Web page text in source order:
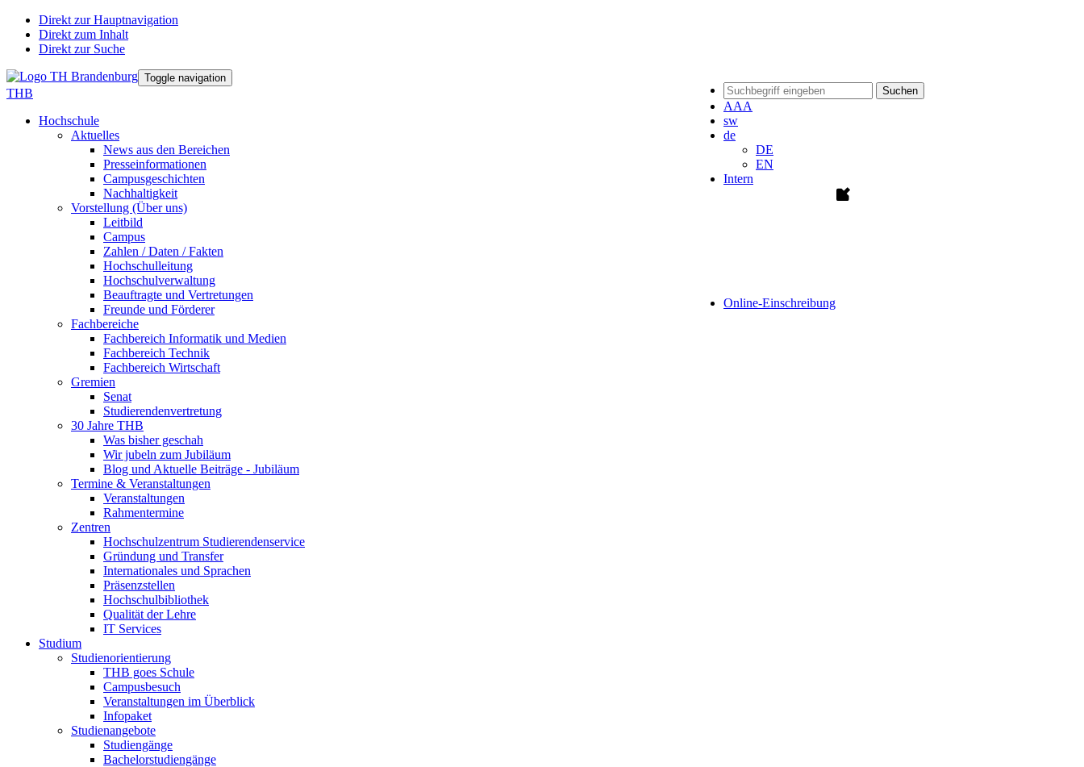
Direkt zur Hauptnavigation
Direkt zum Inhalt
Direkt zur Suche
Suchen
AAA
sw
de
DE
EN
Intern
Online-Einschreibung
Toggle navigation
THB
Hochschule
Aktuelles
News aus den Bereichen
Presseinformationen
Campusgeschichten
Nachhaltigkeit
Vorstellung (Über uns)
Leitbild
Campus
Zahlen / Daten / Fakten
Hochschulleitung
Hochschulverwaltung
Beauftragte und Vertretungen
Freunde und Förderer
Fachbereiche
Fachbereich Informatik und Medien
Fachbereich Technik
Fachbereich Wirtschaft
Gremien
Senat
Studierendenvertretung
30 Jahre THB
Was bisher geschah
Wir jubeln zum Jubiläum
Blog und Aktuelle Beiträge - Jubiläum
Termine & Veranstaltungen
Veranstaltungen
Rahmentermine
Zentren
Hochschulzentrum Studierendenservice
Gründung und Transfer
Internationales und Sprachen
Präsenzstellen
Hochschulbibliothek
Qualität der Lehre
IT Services
Studium
Studienorientierung
THB goes Schule
Campusbesuch
Veranstaltungen im Überblick
Infopaket
Studienangebote
Studiengänge
Bachelorstudiengänge